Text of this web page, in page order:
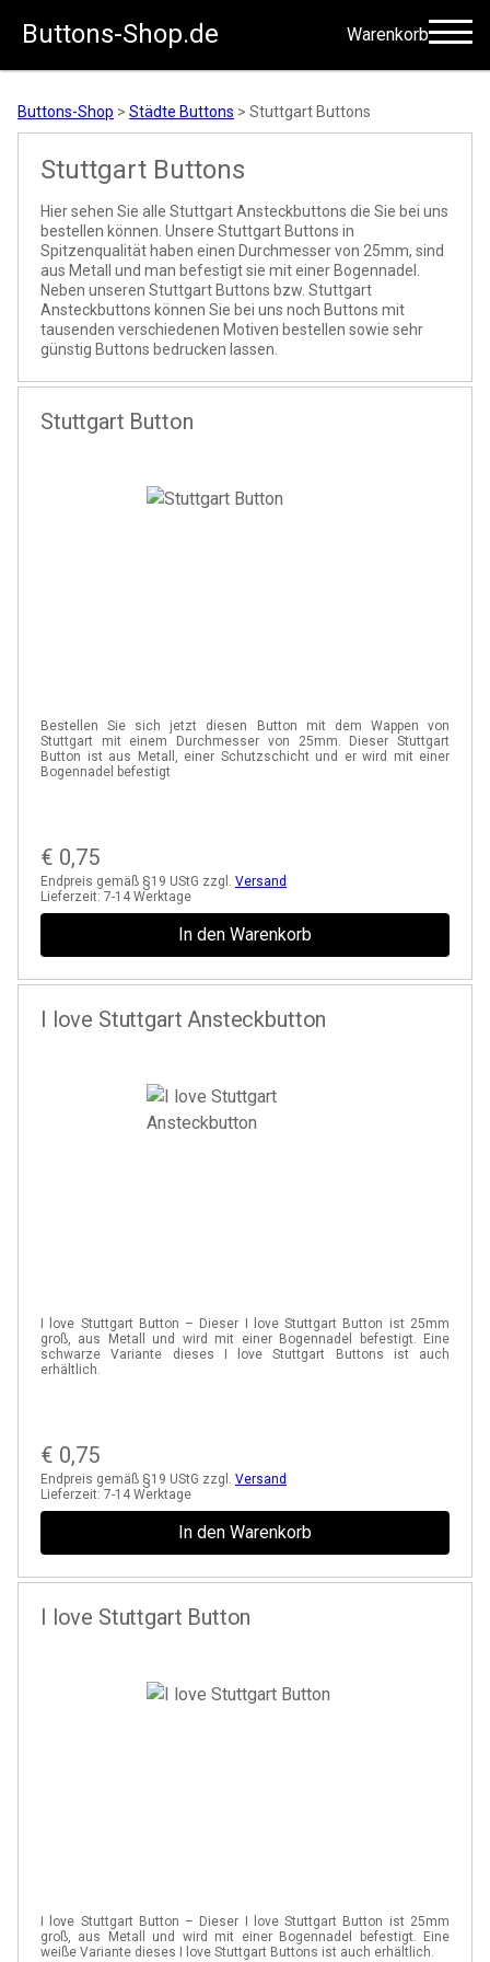
Zum Inhalt springen
Buttons-Shop.de Warenkorb
Buttons-Shop > Städte Buttons > Stuttgart Buttons
Stuttgart Buttons
Hier sehen Sie alle Stuttgart Ansteckbuttons die Sie bei uns
bestellen können. Unsere Stuttgart Buttons in
Spitzenqualität haben einen Durchmesser von 25mm, sind
aus Metall und man befestigt sie mit einer Bogennadel.
Neben unseren Stuttgart Buttons bzw. Stuttgart
Ansteckbuttons können Sie bei uns noch Buttons mit
tausenden verschiedenen Motiven bestellen sowie sehr
günstig Buttons bedrucken lassen.
Stuttgart Button
Bestellen Sie sich jetzt diesen Button mit dem Wappen von
Stuttgart mit einem Durchmesser von 25mm. Dieser Stuttgart
Button ist aus Metall, einer Schutzschicht und er wird mit einer
Bogennadel befestigt
€ 0,75
Endpreis gemäß §19 UStG zzgl. Versand
Lieferzeit: 7-14 Werktage
In den Warenkorb
I love Stuttgart Ansteckbutton
I love Stuttgart Button – Dieser I love Stuttgart Button ist 25mm
groß, aus Metall und wird mit einer Bogennadel befestigt. Eine
schwarze Variante dieses I love Stuttgart Buttons ist auch
erhältlich.
€ 0,75
Endpreis gemäß §19 UStG zzgl. Versand
Lieferzeit: 7-14 Werktage
In den Warenkorb
I love Stuttgart Button
I love Stuttgart Button – Dieser I love Stuttgart Button ist 25mm
groß, aus Metall und wird mit einer Bogennadel befestigt. Eine
weiße Variante dieses I love Stuttgart Buttons ist auch erhältlich.